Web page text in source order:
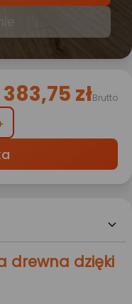
383,75 złBrutto
drewna dzięki